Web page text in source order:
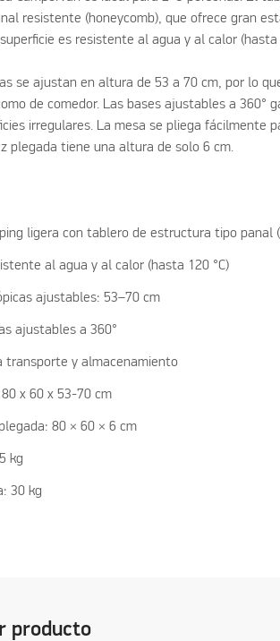
resistente (honeycomb), que ofrece gran
es resistente al agua y al calor (hasta
se ajustan en altura de 53 a 70 cm, por lo
de comedor. Las bases ajustables a 360°
irregulares. La mesa se pliega fácilmente
plegada tiene una altura de solo 6 cm.
ligera con tablero de estructura tipo panal
al agua y al calor (hasta 120 °C)
ajustables: 53–70 cm
ajustables a 360°
transporte y almacenamiento
80 x 60 x 53-70 cm
80 × 60 × 6 cm
kg
30 kg
producto